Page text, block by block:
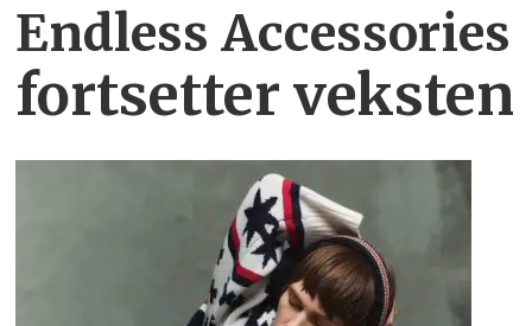
Endless Accessories
fortsetter veksten